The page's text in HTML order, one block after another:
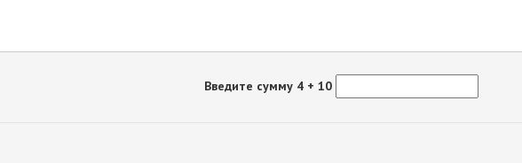
Введите сумму 4 + 10